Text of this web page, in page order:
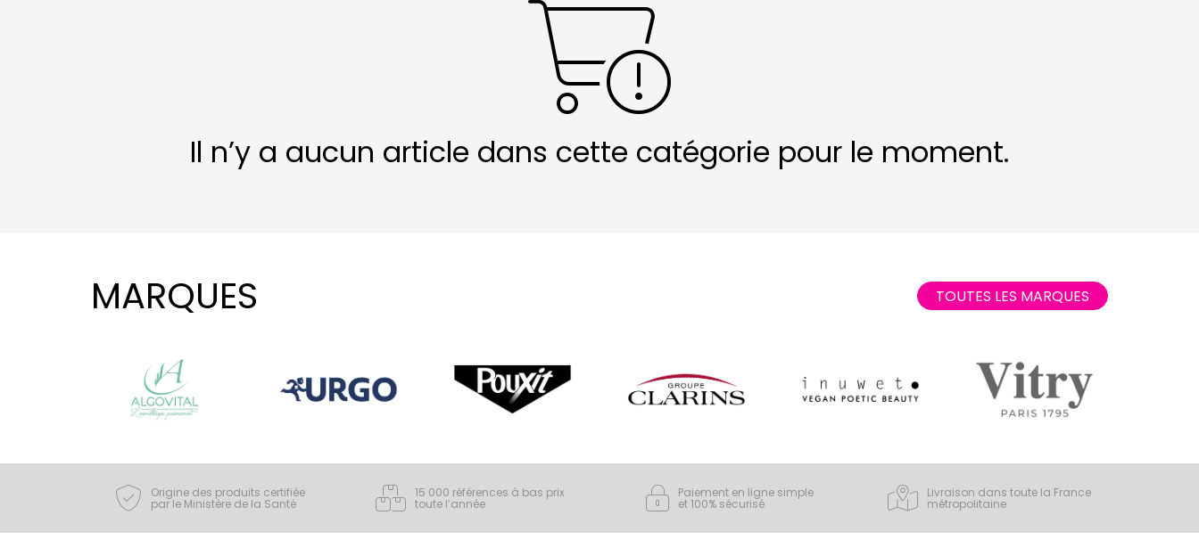
Il n’y a aucun article dans cette catégorie pour le moment.
MARQUES TOUTES LES MARQUES
Origine des produits certifiée
par le Ministère de la Santé
15 000 références à bas prix
toute l’année
Paiement en ligne simple
et 100% sécurisé
Livraison dans toute la France
métropolitaine